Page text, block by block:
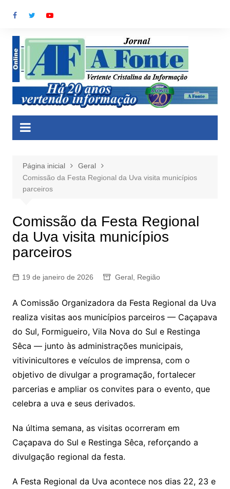
para
conteúdo
Página inicial
Geral
Comissão da Festa Regional da Uva visita municípios
parceiros
Comissão da Festa Regional
da Uva visita municípios
parceiros
19 de janeiro de 2026 Geral, Região
A Comissão Organizadora da Festa Regional da Uva
realiza visitas aos municípios parceiros — Caçapava
do Sul, Formigueiro, Vila Nova do Sul e Restinga
Sêca — junto às administrações municipais,
vitivinicultores e veículos de imprensa, com o
objetivo de divulgar a programação, fortalecer
parcerias e ampliar os convites para o evento, que
celebra a uva e seus derivados.
Na última semana, as visitas ocorreram em
Caçapava do Sul e Restinga Sêca, reforçando a
divulgação regional da festa.
A Festa Regional da Uva acontece nos dias 22, 23 e